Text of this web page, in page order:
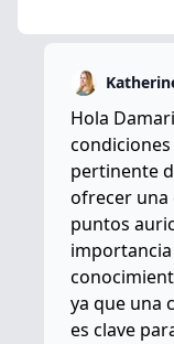
Hola
pertinente
ofrecer una
puntos
importancia
ya que una
es clave